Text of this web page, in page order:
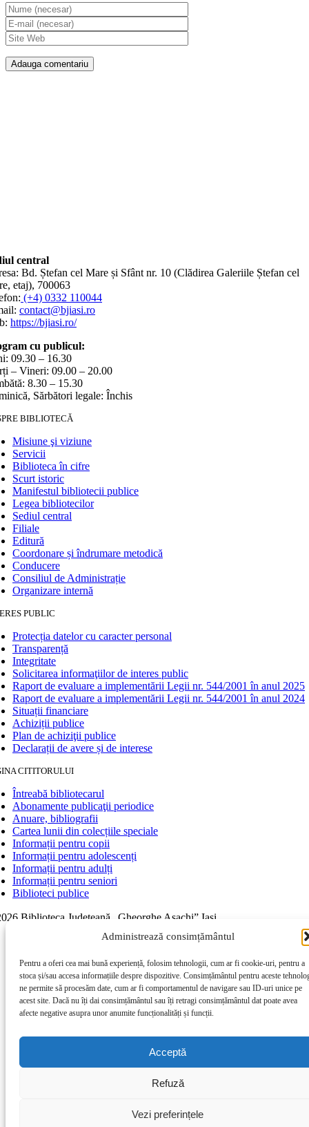
Administrează consimțământul
Pentru a oferi cea mai bună experiență, folosim tehnologii, cum ar fi cookie-uri, pentru a
stoca și/sau accesa informațiile despre dispozitive. Consimțământul pentru aceste
ne permite să procesăm date, cum ar fi comportamentul de navigare sau ID-uri unice pe
acest site. Dacă nu îți dai consimțământul sau îți retragi consimțământul dat poate avea
afecte negative asupra unor anumite funcționalități și funcții.
Acceptă
Refuză
Vezi preferințele
central
Bd. Ștefan cel Mare și Sfânt nr. 10 (Clădirea Galeriile Ștefan cel
etaj), 700063
(+4) 0332 110044
contact@bjiasi.ro
https://bjiasi.ro/
cu publicul:
09.30 – 16.30
– Vineri: 09.00 – 20.00
8.30 – 15.30
Sărbători legale: Închis
BIBLIOTECĂ
Misiune şi viziune
Servicii
Biblioteca în cifre
Scurt istoric
Manifestul bibliotecii publice
Legea bibliotecilor
Sediul central
Filiale
Editură
Coordonare și îndrumare metodică
Conducere
Consiliul de Administrație
Organizare internă
PUBLIC
Protecția datelor cu caracter personal
Transparență
Integritate
Solicitarea informaţiilor de interes public
Raport de evaluare a implementării Legii nr. 544/2001 în anul 2025
Raport de evaluare a implementării Legii nr. 544/2001 în anul 2024
Situații financiare
Achiziții publice
Plan de achiziţii publice
Declarații de avere și de interese
CITITORULUI
Întreabă bibliotecarul
Abonamente publicaţii periodice
Anuare, bibliografii
Cartea lunii din colecțiile speciale
Informații pentru copii
Informații pentru adolescenți
Informații pentru adulți
Informații pentru seniori
Biblioteci publice
Biblioteca Judeţeană „Gheorghe Asachi” Iaşi